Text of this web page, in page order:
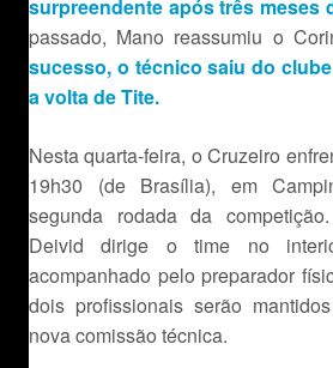
surpreendente após três meses
passado, Mano reassumiu o
sucesso, o técnico saiu do
a volta de Tite.
Nesta quarta-feira, o Cruzeiro
19h30 (de Brasília), em
segunda rodada da
Deivid dirige o time no
acompanhado pelo preparador
dois profissionais serão
nova comissão técnica.